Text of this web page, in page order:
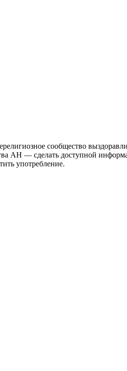
сообщество
АН — сделать доступной
употребление.